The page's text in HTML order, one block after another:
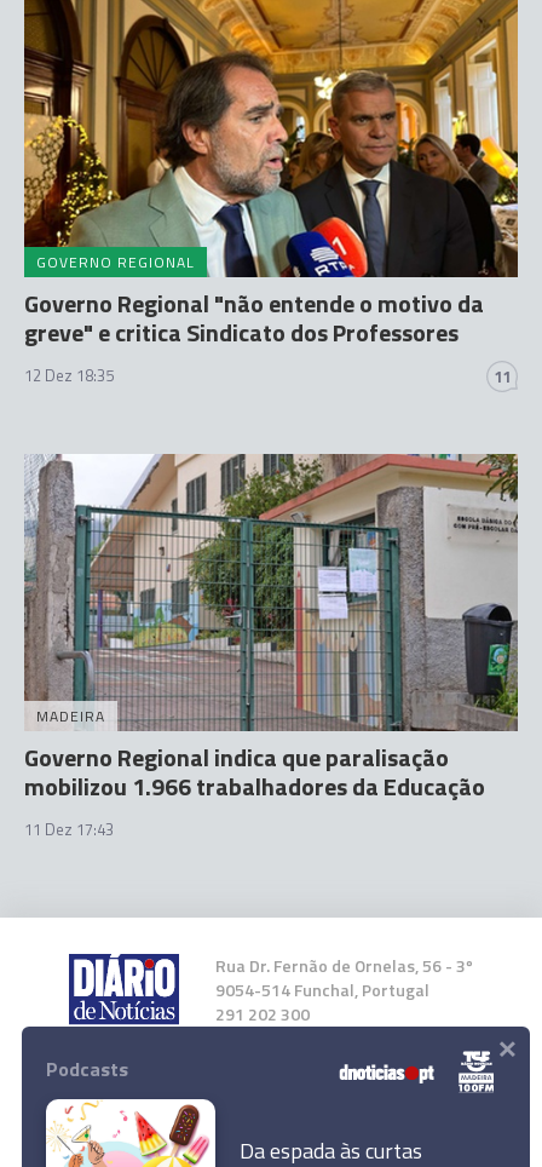
GOVERNO REGIONAL
Governo Regional "não entende o motivo da
greve" e critica Sindicato dos Professores
12 Dez 18:35 11
MADEIRA
Governo Regional indica que paralisação
mobilizou 1.966 trabalhadores da Educação
11 Dez 17:43
Rua Dr. Fernão de Ornelas, 56 - 3º
9054-514 Funchal, Portugal
291 202 300
Instale a nossa App
Podcasts
Da espada às curtas
×